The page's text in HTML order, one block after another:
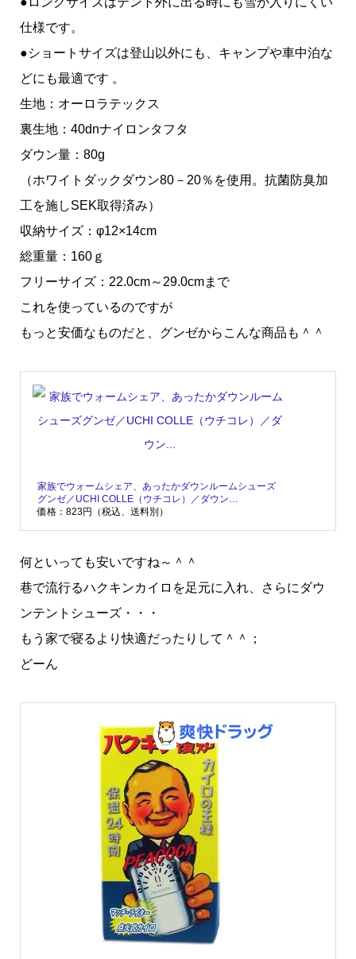
仕様です。
●ショートサイズは登山以外にも、キャンプや車中泊な
どにも最適です 。
生地：オーロラテックス
裏生地：40dnナイロンタフタ
ダウン量：80g
（ホワイトダックダウン80－20％を使用。抗菌防臭加
工を施しSEK取得済み）
収納サイズ：φ12×14cm
総重量：160ｇ
フリーサイズ：22.0cm～29.0cmまで
これを使っているのですが
もっと安価なものだと、グンゼからこんな商品も＾＾
家族でウォームシェア、あったかダウンルームシューズ
グンゼ／UCHI COLLE（ウチコレ）／ダウン…
価格：823円（税込、送料別）
何といっても安いですね～＾＾
巷で流行るハクキンカイロを足元に入れ、さらにダウ
ンテントシューズ・・・
もう家で寝るより快適だったりして＾＾；
どーん